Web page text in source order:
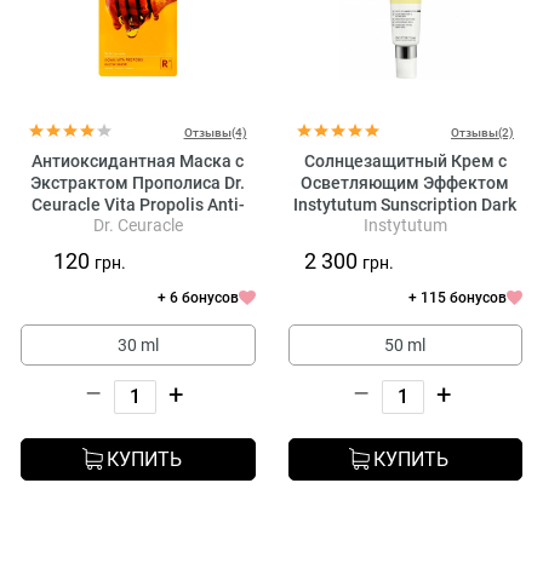
Отзывы(4)
Антиоксидантная Маска с
Экстрактом Прополиса Dr.
Ceuracle Vita Propolis Anti-
Oxidant Mask
Dr. Ceuracle
120 грн.
+ 6 бонусов
30 ml
– +
КУПИТЬ
Отзывы(2)
Солнцезащитный Крем с
Осветляющим Эффектом
Instytutum Sunscription Dark
Spot Defence SPF 50
Instytutum
2 300 грн.
+ 115 бонусов
50 ml
– +
КУПИТЬ